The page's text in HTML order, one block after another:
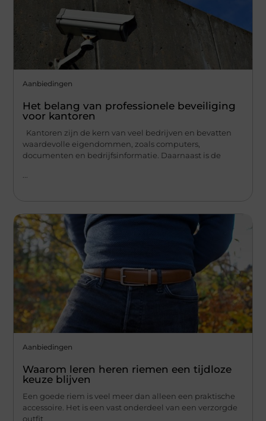
Aanbiedingen
Het belang van professionele beveiliging
voor kantoren
Kantoren zijn de kern van veel bedrijven en bevatten
waardevolle eigendommen, zoals computers,
documenten en bedrijfsinformatie. Daarnaast is de
Aanbiedingen
Waarom leren heren riemen een tijdloze
keuze blijven
Een goede riem is veel meer dan alleen een praktische
accessoire. Het is een vast onderdeel van een verzorgde
outfit